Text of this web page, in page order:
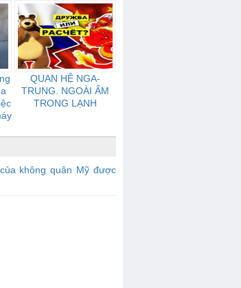
QUAN HỆ NGA-
TRUNG. NGOÀI ẤM
TRONG LẠNH
không quân Mỹ được